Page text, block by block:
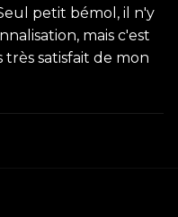
petit bémol, il n'y
mais c'est
satisfait de mon